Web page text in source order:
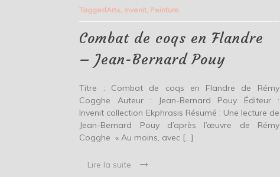
Flandre
–
Bernard
TaggedArts Invenit Peinture
Combat de coqs en Flandre
– Jean-Bernard Pouy
Titre : Combat de coqs en Flandre de Rémy
Cogghe Auteur : Jean-Bernard Pouy Éditeur :
Invenit collection Ekphrasis Résumé : Une lecture de
Jean-Bernard Pouy d’après l’œuvre de Rémy
Cogghe « Au moins, avec […]
Lire la suite